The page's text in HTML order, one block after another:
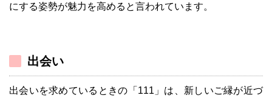
にする姿勢が魅力を高めると言われています。
出会い
出会いを求めているときの「111」は、新しいご縁が近づ